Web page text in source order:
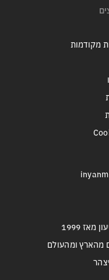
מקודמות
1999
מהארץ ומהעולם